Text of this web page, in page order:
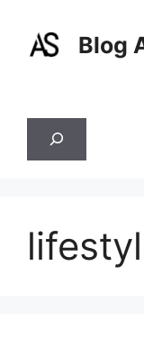
Blog